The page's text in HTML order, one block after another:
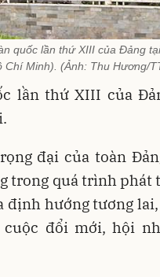
quốc lần thứ XIII của Đảng
Chí Minh). (Ảnh: Thu Hương/
lần thứ XIII của
đại của toàn
trong quá trình phát
định hướng tương
cuộc đổi mới, hội